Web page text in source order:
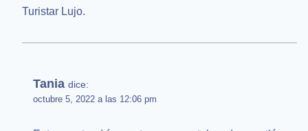
Turistar Lujo.
Tania dice:
octubre 5, 2022 a las 12:06 pm